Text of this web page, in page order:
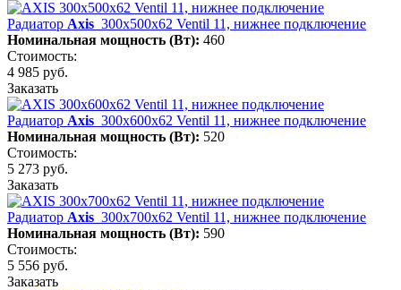
Радиатор Axis 300х500х62 Ventil 11, нижнее подключение
Номинальная мощность (Вт): 460
Стоимость:
4 985 руб.
Заказать
Радиатор Axis 300х600х62 Ventil 11, нижнее подключение
Номинальная мощность (Вт): 520
Стоимость:
5 273 руб.
Заказать
Радиатор Axis 300х700х62 Ventil 11, нижнее подключение
Номинальная мощность (Вт): 590
Стоимость:
5 556 руб.
Заказать